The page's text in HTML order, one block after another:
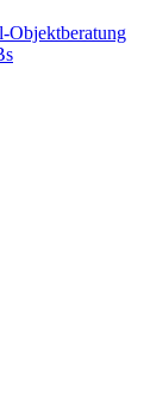
Objektberatung